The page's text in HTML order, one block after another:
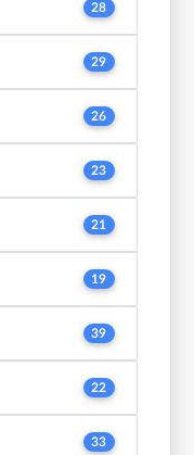
28
29
26
23
21
19
39
22
33